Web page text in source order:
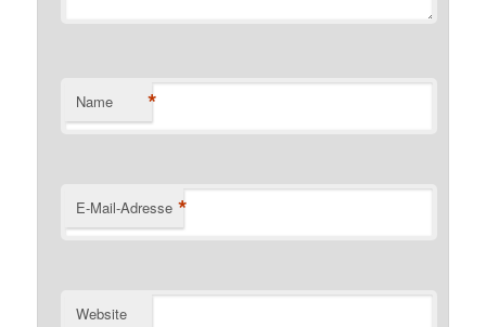
Name *
E-Mail-Adresse *
Website